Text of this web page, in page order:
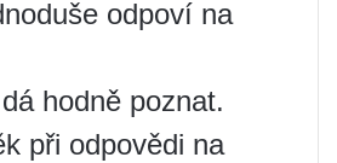
odpoví na
hodně poznat.
při odpovědi na